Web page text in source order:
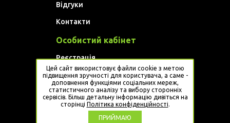
Відгуки
Контакти
Особистий кабінет
Реєстрація
Увійти
Website developed by Artem Golovan
Цей сайт використовує файли cookie з метою
підвищення зручності для користувача, а саме -
доповнення функціями соціальних мереж,
статистичного аналізу та вибору сторонніх
сервісів. Більш детальну інформацію дивіться на
сторінці Політика конфіденційності.
ПРИЙМАЮ